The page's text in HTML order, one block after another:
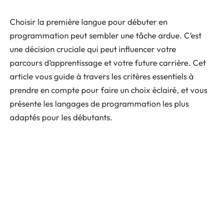
Choisir la première langue pour débuter en
programmation peut sembler une tâche ardue. C’est
une décision cruciale qui peut influencer votre
parcours d’apprentissage et votre future carrière. Cet
article vous guide à travers les critères essentiels à
prendre en compte pour faire un choix éclairé, et vous
présente les langages de programmation les plus
adaptés pour les débutants.